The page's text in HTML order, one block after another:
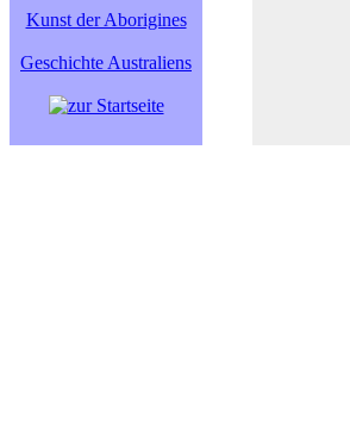
Kunst der Aborigines
Geschichte Australiens